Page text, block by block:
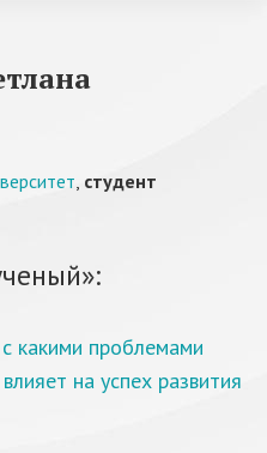
, студент
какими проблемами
на успех развития